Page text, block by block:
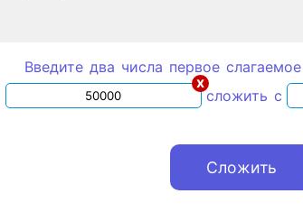
Введите два числа первое
x
сложить с